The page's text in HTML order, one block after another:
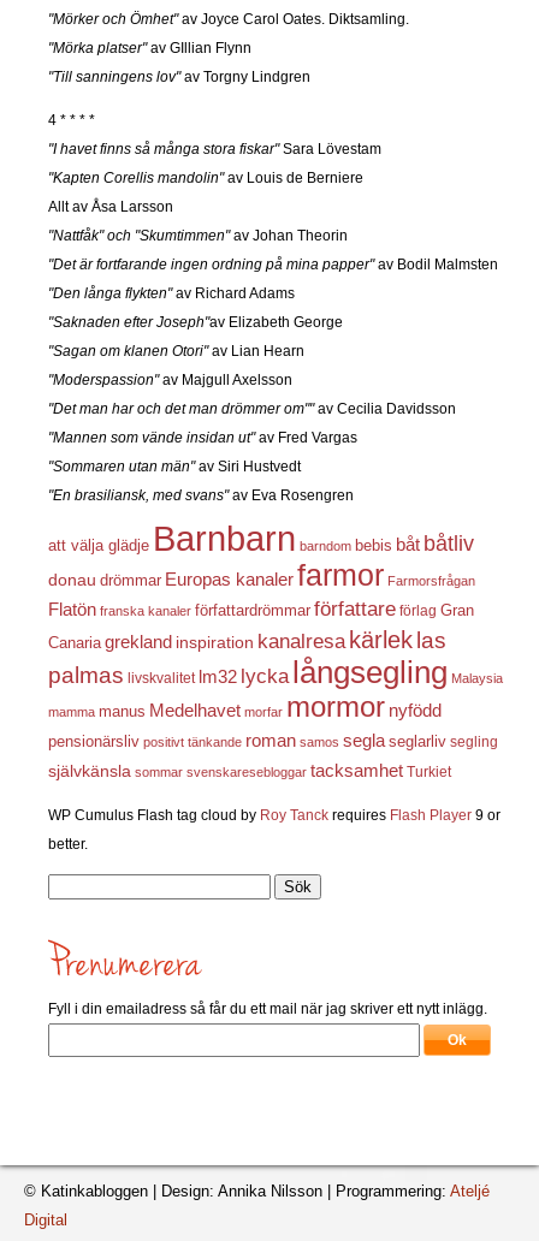
"Mörker och Ömhet"av Joyce Carol Oates. Diktsamling.
"Mörka platser"av GIllian Flynn
"Till sanningens lov"av Torgny Lindgren
4 * * * *
"I havet finns så många stora fiskar"Sara Lövestam
"Kapten Corellis mandolin"av Louis de Berniere
Allt av Åsa Larsson
"Nattfåk" och "Skumtimmen"av Johan Theorin
"Det är fortfarande ingen ordning på mina papper"av Bodil Malmsten
"Den långa flykten"av Richard Adams
"Saknaden efter Joseph"av Elizabeth George
"Sagan om klanen Otori"av Lian Hearn
"Moderspassion"av Majgull Axelsson
"Det man har och det man drömmer om""av Cecilia Davidsson
"Mannen som vände insidan ut"av Fred Vargas
"Sommaren utan män"av Siri Hustvedt
"En brasiliansk, med svans"av Eva Rosengren
att välja glädje Barnbarn barndom bebis båt båtliv
donau drömmar Europas kanalerfarmor Farmorsfrågan
Flatön franska kanaler författardrömmar författare förlag Gran
Canaria grekland inspiration kanalresa kärleklas
palmas livskvalitet lm32 lycka långsegling Malaysia
mamma manus Medelhavet morfar mormor nyfödd
pensionärsliv positivt tänkande roman samos segla seglarliv segling
självkänsla sommar svenskaresebloggar tacksamhet Turkiet
WP Cumulus Flash tag cloud by Roy Tanck requires Flash Player 9 or
better.
Fyll i din emailadress så får du ett mail när jag skriver ett nytt inlägg.
© Katinkabloggen | Design: Annika Nilsson | Programmering: Ateljé
Digital